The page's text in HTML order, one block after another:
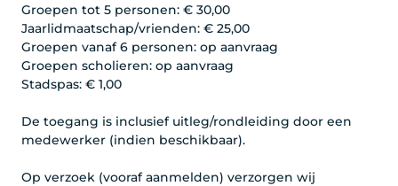
Groepen tot 5 personen: € 30,00
Jaarlidmaatschap/vrienden: € 25,00
Groepen vanaf 6 personen: op aanvraag
Groepen scholieren: op aanvraag
Stadspas: € 1,00
De toegang is inclusief uitleg/rondleiding door een
medewerker (indien beschikbaar).
Op verzoek (vooraf aanmelden) verzorgen wij